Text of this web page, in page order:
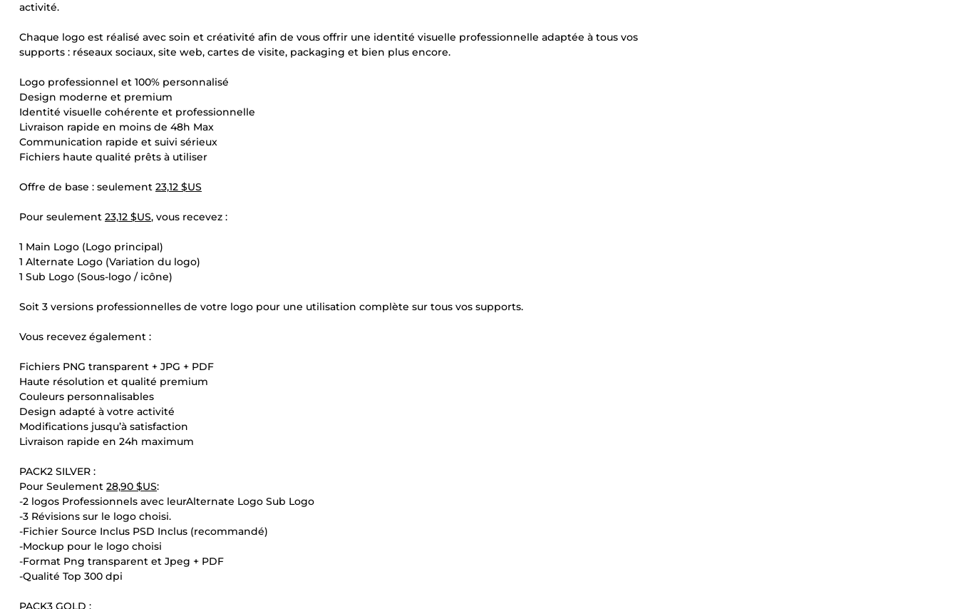
activité.
Chaque logo est réalisé avec soin et créativité afin de vous offrir une identité visuelle professionnelle adaptée à tous vos
supports : réseaux sociaux, site web, cartes de visite, packaging et bien plus encore.
Logo professionnel et 100% personnalisé
Design moderne et premium
Identité visuelle cohérente et professionnelle
Livraison rapide en moins de 48h Max
Communication rapide et suivi sérieux
Fichiers haute qualité prêts à utiliser
Offre de base : seulement 23,12 $US
Pour seulement 23,12 $US, vous recevez :
1 Main Logo (Logo principal)
1 Alternate Logo (Variation du logo)
1 Sub Logo (Sous-logo / icône)
Soit 3 versions professionnelles de votre logo pour une utilisation complète sur tous vos supports.
Vous recevez également :
Fichiers PNG transparent + JPG + PDF
Haute résolution et qualité premium
Couleurs personnalisables
Design adapté à votre activité
Modifications jusqu’à satisfaction
Livraison rapide en 24h maximum
PACK2 SILVER :
Pour Seulement 28,90 $US:
-2 logos Professionnels avec leurAlternate Logo Sub Logo
-3 Révisions sur le logo choisi.
-Fichier Source Inclus PSD Inclus (recommandé)
-Mockup pour le logo choisi
-Format Png transparent et Jpeg + PDF
-Qualité Top 300 dpi
PACK3 GOLD :